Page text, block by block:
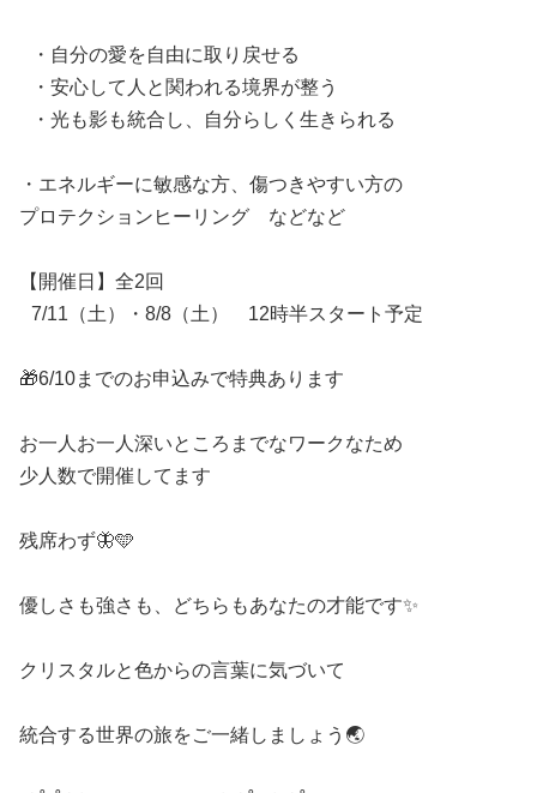
・自分の愛を自由に取り戻せる
・安心して人と関われる境界が整う
・光も影も統合し、自分らしく生きられる
・エネルギーに敏感な方、傷つきやすい方の
プロテクションヒーリング などなど
【開催日】全2回
7/11（土）・8/8（土） 12時半スタート予定
🎁6/10までのお申込みで特典あります
お一人お一人深いところまでなワークなため
少人数で開催してます
残席わず🦋🩵
優しさも強さも、どちらもあなたの才能です✨
クリスタルと色からの言葉に気づいて
統合する世界の旅をご一緒しましょう🌏